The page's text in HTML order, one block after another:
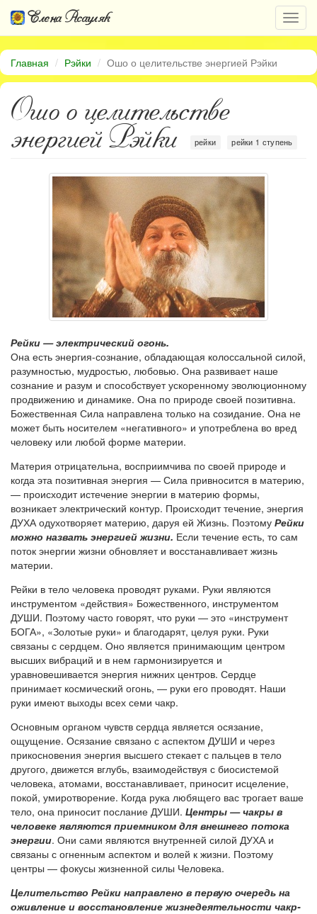
Елена Асауляк
Главная Рэйки Ошо о целительстве энергией Рэйки
Ошо о целительстве
энергией Рэйки
рейки рейки 1 ступень
Рейки — электрический огонь.
Она есть энергия-сознание, обладающая колоссальной силой,
разумностью, мудростью, любовью. Она развивает наше
сознание и разум и способствует ускоренному эволюционному
продвижению и динамике. Она по природе своей позитивна.
Божественная Сила направлена только на созидание. Она не
может быть носителем «негативного» и употреблена во вред
человеку или любой форме материи.
Материя отрицательна, восприимчива по своей природе и
когда эта позитивная энергия — Сила привносится в материю,
— происходит истечение энергии в материю формы,
возникает электрический контур. Происходит течение, энергия
ДУХА одухотворяет материю, даруя ей Жизнь. Поэтому Рейки
можно назвать энергией жизни. Если течение есть, то сам
поток энергии жизни обновляет и восстанавливает жизнь
материи.
Рейки в тело человека проводят руками. Руки являются
инструментом «действия» Божественного, инструментом
ДУШИ. Поэтому часто говорят, что руки — это «инструмент
БОГА», «Золотые руки» и благодарят, целуя руки. Руки
связаны с сердцем. Оно является принимающим центром
высших вибраций и в нем гармонизируется и
уравновешивается энергия нижних центров. Сердце
принимает космический огонь, — руки его проводят. Наши
руки имеют выходы всех семи чакр.
Основным органом чувств сердца является осязание,
ощущение. Осязание связано с аспектом ДУШИ и через
прикосновения энергия высшего стекает с пальцев в тело
другого, движется вглубь, взаимодействуя с биосистемой
человека, атомами, восстанавливает, приносит исцеление,
покой, умиротворение. Когда рука любящего вас трогает ваше
тело, она приносит послание ДУШИ. Центры — чакры в
человеке являются приемником для внешнего потока
энергии. Они сами являются внутренней силой ДУХА и
связаны с огненным аспектом и волей к жизни. Поэтому
центры — фокусы жизненной силы Человека.
Целительство Рейки направлено в первую очередь на
оживление и восстановление жизнедеятельности чакр-